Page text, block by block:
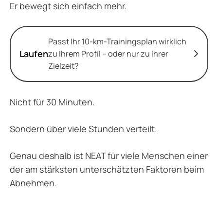
Er bewegt sich einfach mehr.
Laufen
Passt Ihr 10-km-Trainingsplan wirklich
zu Ihrem Profil – oder nur zu Ihrer
Zielzeit?
Nicht für 30 Minuten.
Sondern über viele Stunden verteilt.
Genau deshalb ist NEAT für viele Menschen einer
der am stärksten unterschätzten Faktoren beim
Abnehmen.